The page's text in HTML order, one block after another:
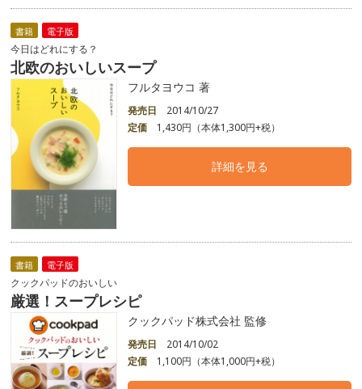
書籍 電子版
今日はどれにする？
北欧のおいしいスープ
フルタヨウコ 著
発売日
2014/10/27
定価
1,430円（本体1,300円+税）
詳細を見る
書籍 電子版
クックパッドのおいしい
厳選！スープレシピ
クックパッド株式会社 監修
発売日
2014/10/02
定価
1,100円（本体1,000円+税）